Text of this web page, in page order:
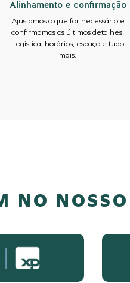
Alinhamento e confirmação
Ajustamos o que for necessário e
confirmamos os últimos detalhes.
Logística, horários, espaço e tudo
mais.
NO